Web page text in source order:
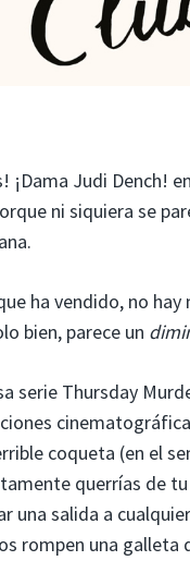
¡Dama Judi Dench!
ni siquiera se
ha vendido, no
bien, parece un
serie Thursday
coqueta (en el
querrías de
una salida a
rompen una galleta